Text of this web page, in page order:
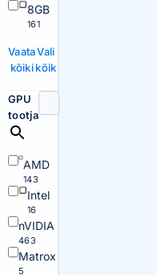
8GB
161
Vaata
kõiki
Vali
kõik
GPU
tootja
AMD
143
Intel
16
nVIDIA
463
Matrox
5